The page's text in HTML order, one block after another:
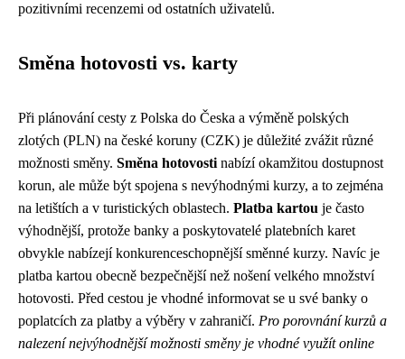
pozitivními recenzemi od ostatních uživatelů.
Směna hotovosti vs. karty
Při plánování cesty z Polska do Česka a výměně polských
zlotých (PLN) na české koruny (CZK) je důležité zvážit různé
možnosti směny. Směna hotovosti nabízí okamžitou dostupnost
korun, ale může být spojena s nevýhodnými kurzy, a to zejména
na letištích a v turistických oblastech. Platba kartou je často
výhodnější, protože banky a poskytovatelé platebních karet
obvykle nabízejí konkurenceschopnější směnné kurzy. Navíc je
platba kartou obecně bezpečnější než nošení velkého množství
hotovosti. Před cestou je vhodné informovat se u své banky o
poplatcích za platby a výběry v zahraničí. Pro porovnání kurzů a
nalezení nejvýhodnější možnosti směny je vhodné využít online